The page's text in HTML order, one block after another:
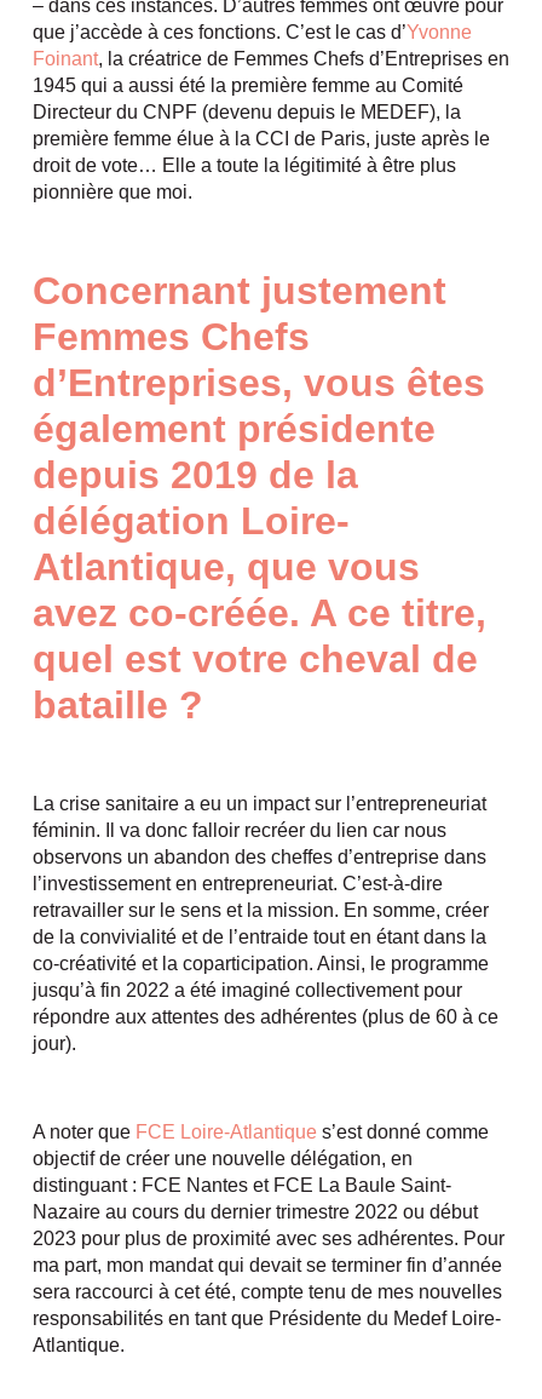
– dans ces instances. D’autres femmes ont œuvré pour
que j’accède à ces fonctions. C’est le cas d’Yvonne
Foinant, la créatrice de Femmes Chefs d’Entreprises en
1945 qui a aussi été la première femme au Comité
Directeur du CNPF (devenu depuis le MEDEF), la
première femme élue à la CCI de Paris, juste après le
droit de vote… Elle a toute la légitimité à être plus
pionnière que moi.
Concernant justement
Femmes Chefs
d’Entreprises, vous êtes
également présidente
depuis 2019 de la
délégation Loire-
Atlantique, que vous
avez co-créée. A ce titre,
quel est votre cheval de
bataille ?
La crise sanitaire a eu un impact sur l’entrepreneuriat
féminin. Il va donc falloir recréer du lien car nous
observons un abandon des cheffes d’entreprise dans
l’investissement en entrepreneuriat. C’est-à-dire
retravailler sur le sens et la mission. En somme, créer
de la convivialité et de l’entraide tout en étant dans la
co-créativité et la coparticipation. Ainsi, le programme
jusqu’à fin 2022 a été imaginé collectivement pour
répondre aux attentes des adhérentes (plus de 60 à ce
jour).
A noter que FCE Loire-Atlantiques’est donné comme
objectif de créer une nouvelle délégation, en
distinguant : FCE Nantes et FCE La Baule Saint-
Nazaire au cours du dernier trimestre 2022 ou début
2023 pour plus de proximité avec ses adhérentes. Pour
ma part, mon mandat qui devait se terminer fin d’année
sera raccourci à cet été, compte tenu de mes nouvelles
responsabilités en tant que Présidente du Medef Loire-
Atlantique.